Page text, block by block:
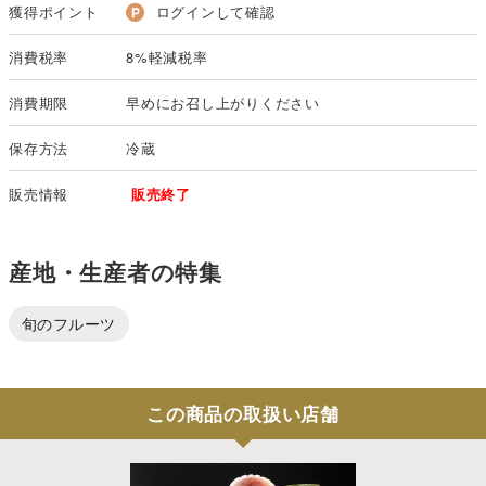
獲得ポイント ログインして確認
消費税率 8%軽減税率
消費期限 早めにお召し上がりください
保存方法 冷蔵
販売情報 販売終了
産地・生産者の特集
旬のフルーツ
この商品の取扱い店舗